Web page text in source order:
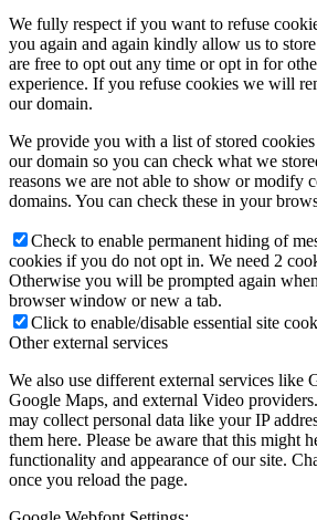
We fully respect if you want to refuse
you again and again kindly allow us to
are free to opt out any time or opt in for
experience. If you refuse cookies we will
our domain.
We provide you with a list of stored
our domain so you can check what we
reasons we are not able to show or modify
domains. You can check these in your
Check to enable permanent hiding of
cookies if you do not opt in. We need 2
Otherwise you will be prompted again
browser window or new a tab.
Click to enable/disable essential site
Other external services
We also use different external services like
Google Maps, and external Video
may collect personal data like your IP
them here. Please be aware that this might
functionality and appearance of our site.
once you reload the page.